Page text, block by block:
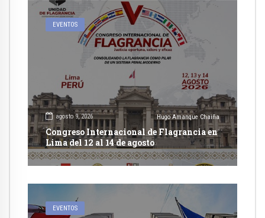
EVENTOS
agosto 9, 2026 Hugo Amanque Chaiña
Congreso Internacional de Flagrancia en
Lima del 12 al 14 de agosto
EVENTOS